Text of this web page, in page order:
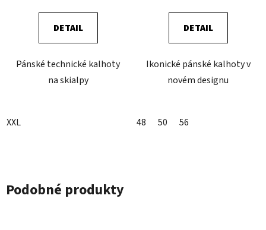
DETAIL
Pánské technické kalhoty
na skialpy
XXL
DETAIL
Ikonické pánské kalhoty v
novém designu
48 50 56
Podobné produkty